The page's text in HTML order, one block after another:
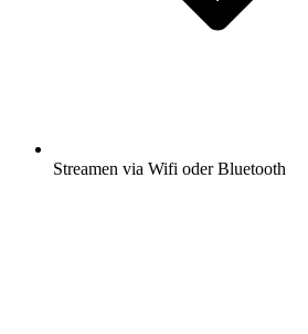
Streamen via Wifi oder Bluetooth